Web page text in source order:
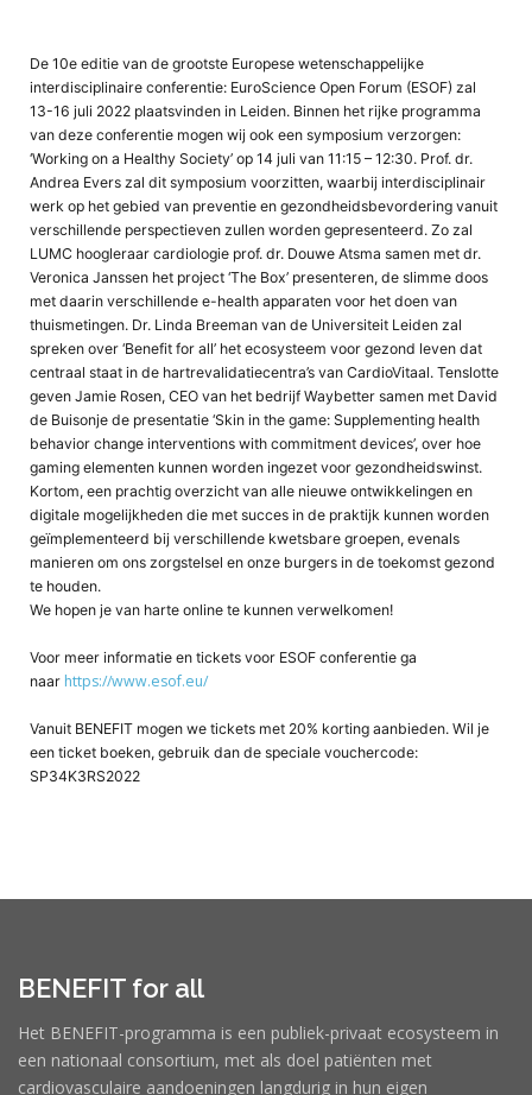
De 10e editie van de grootste Europese wetenschappelijke
interdisciplinaire conferentie: EuroScience Open Forum (ESOF) zal
13-16 juli 2022 plaatsvinden in Leiden. Binnen het rijke programma
van deze conferentie mogen wij ook een symposium verzorgen:
‘Working on a Healthy Society’ op 14 juli van 11:15 – 12:30. Prof. dr.
Andrea Evers zal dit symposium voorzitten, waarbij interdisciplinair
werk op het gebied van preventie en gezondheidsbevordering vanuit
verschillende perspectieven zullen worden gepresenteerd. Zo zal
LUMC hoogleraar cardiologie prof. dr. Douwe Atsma samen met dr.
Veronica Janssen het project ‘The Box’ presenteren, de slimme doos
met daarin verschillende e-health apparaten voor het doen van
thuismetingen. Dr. Linda Breeman van de Universiteit Leiden zal
spreken over ‘Benefit for all’ het ecosysteem voor gezond leven dat
centraal staat in de hartrevalidatiecentra’s van CardioVitaal. Tenslotte
geven Jamie Rosen, CEO van het bedrijf Waybetter samen met David
de Buisonje de presentatie ‘Skin in the game: Supplementing health
behavior change interventions with commitment devices’, over hoe
gaming elementen kunnen worden ingezet voor gezondheidswinst.
Kortom, een prachtig overzicht van alle nieuwe ontwikkelingen en
digitale mogelijkheden die met succes in de praktijk kunnen worden
geïmplementeerd bij verschillende kwetsbare groepen, evenals
manieren om ons zorgstelsel en onze burgers in de toekomst gezond
te houden.
We hopen je van harte online te kunnen verwelkomen!
Voor meer informatie en tickets voor ESOF conferentie ga
naar https://www.esof.eu/
Vanuit BENEFIT mogen we tickets met 20% korting aanbieden. Wil je
een ticket boeken, gebruik dan de speciale vouchercode:
SP34K3RS2022
BENEFIT for all
Het BENEFIT-programma is een publiek-privaat ecosysteem in
een nationaal consortium, met als doel patiënten met
cardiovasculaire aandoeningen langdurig in hun eigen